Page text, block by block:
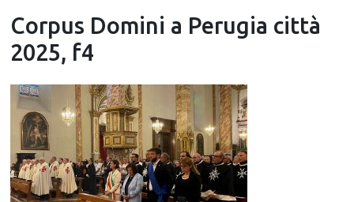
Corpus Domini a Perugia città
2025, f4